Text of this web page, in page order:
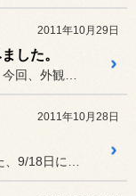
2011年10月29日
した。
2011年10月28日